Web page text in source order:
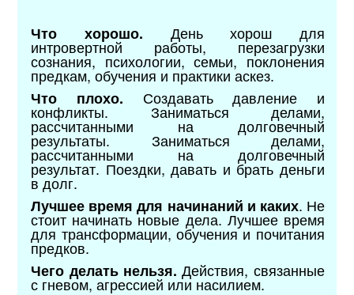
Что хорошо. День хорош для
интровертной работы, перезагрузки
сознания, психологии, семьи, поклонения
предкам, обучения и практики аскез.
Что плохо. Создавать давление и
конфликты. Заниматься делами,
рассчитанными на долговечный
результаты. Заниматься делами,
рассчитанными на долговечный
результат. Поездки, давать и брать деньги
в долг.
Лучшее время для начинаний и каких. Не
стоит начинать новые дела. Лучшее время
для трансформации, обучения и почитания
предков.
Чего делать нельзя. Действия, связанные
с гневом, агрессией или насилием.